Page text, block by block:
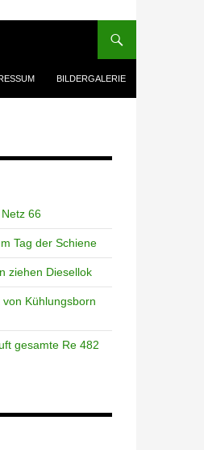
BILDERGALERIE
66
Tag der Schiene
ziehen Diesellok
Kühlungsborn
gesamte Re 482